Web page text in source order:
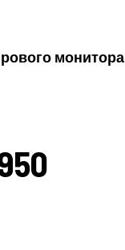
монитора